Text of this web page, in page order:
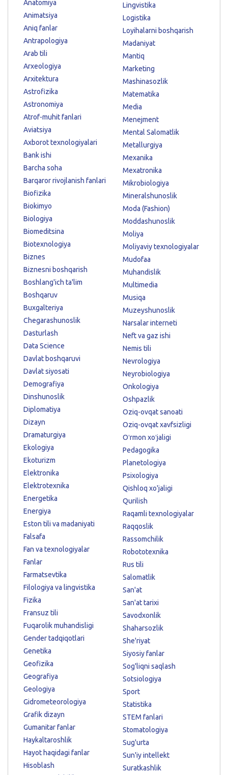
Anatomiya
Animatsiya
Aniq fanlar
Antrapologiya
Arab tili
Arxeologiya
Arxitektura
Astrofizika
Astronomiya
Atrof-muhit fanlari
Aviatsiya
Axborot texnologiyalari
Bank ishi
Barcha soha
Barqaror rivojlanish fanlari
Biofizika
Biokimyo
Biologiya
Biomeditsina
Biotexnologiya
Biznes
Biznesni boshqarish
Boshlang'ich ta'lim
Boshqaruv
Buxgalteriya
Chegarashunoslik
Dasturlash
Data Science
Davlat boshqaruvi
Davlat siyosati
Demografiya
Dinshunoslik
Diplomatiya
Dizayn
Dramaturgiya
Ekologiya
Ekoturizm
Elektronika
Elektrotexnika
Energetika
Energiya
Eston tili va madaniyati
Falsafa
Fan va texnologiyalar
Fanlar
Farmatsevtika
Filologiya va lingvistika
Fizika
Fransuz tili
Fuqarolik muhandisligi
Gender tadqiqotlari
Genetika
Geofizika
Geografiya
Geologiya
Gidrometeorologiya
Grafik dizayn
Gumanitar fanlar
Haykaltaroshlik
Hayot haqidagi fanlar
Hisoblash
Lingvistika
Logistika
Loyihalarni boshqarish
Madaniyat
Mantiq
Marketing
Mashinasozlik
Matematika
Media
Menejment
Mental Salomatlik
Metallurgiya
Mexanika
Mexatronika
Mikrobiologiya
Mineralshunoslik
Moda (Fashion)
Moddashunoslik
Moliya
Moliyaviy texnologiyalar
Mudofaa
Muhandislik
Multimedia
Musiqa
Muzeyshunoslik
Narsalar interneti
Neft va gaz ishi
Nemis tili
Nevrologiya
Neyrobiologiya
Onkologiya
Oshpazlik
Oziq-ovqat sanoati
Oziq-ovqat xavfsizligi
Oʻrmon xoʻjaligi
Pedagogika
Planetologiya
Psixologiya
Qishloq xo'jaligi
Qurilish
Raqamli texnologiyalar
Raqqoslik
Rassomchilik
Robototexnika
Rus tili
Salomatlik
San'at
San'at tarixi
Savodxonlik
Shaharsozlik
She'riyat
Siyosiy fanlar
Sog'liqni saqlash
Sotsiologiya
Sport
Statistika
STEM fanlari
Stomatologiya
Sug'urta
Sun'iy intellekt
Suratkashlik